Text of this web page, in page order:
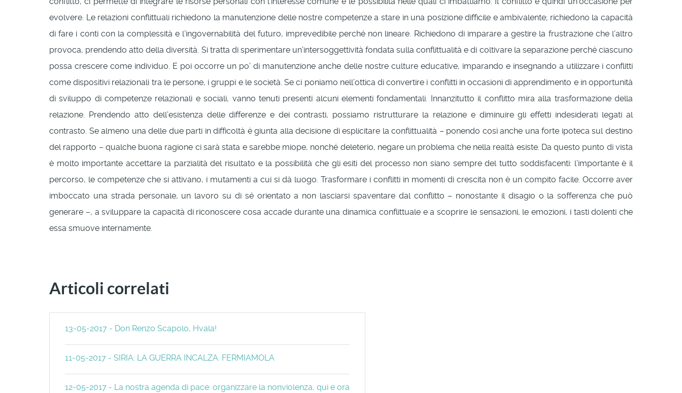
evolvere. Le relazioni conflittuali richiedono la manutenzione delle nostre competenze a stare in una posizione difficile e ambivalente; richiedono la capacità
di fare i conti con la complessità e l’ingovernabilità del futuro, imprevedibile perché non lineare. Richiedono di imparare a gestire la frustrazione che l’altro
provoca, prendendo atto della diversità. Si tratta di sperimentare un’intersoggettività fondata sulla conflittualità e di coltivare la separazione perché ciascuno
possa crescere come individuo. E poi occorre un po’ di manutenzione anche delle nostre culture educative, imparando e insegnando a utilizzare i conflitti
come dispositivi relazionali tra le persone, i gruppi e le società. Se ci poniamo nell’ottica di convertire i conflitti in occasioni di apprendimento e in opportunità
di sviluppo di competenze relazionali e sociali, vanno tenuti presenti alcuni elementi fondamentali. Innanzitutto il conflitto mira alla trasformazione della
relazione. Prendendo atto dell’esistenza delle differenze e dei contrasti, possiamo ristrutturare la relazione e diminuire gli effetti indesiderati legati al
contrasto. Se almeno una delle due parti in difficoltà è giunta alla decisione di esplicitare la conflittualità – ponendo così anche una forte ipoteca sul destino
del rapporto – qualche buona ragione ci sarà stata e sarebbe miope, nonché deleterio, negare un problema che nella realtà esiste. Da questo punto di vista
è molto importante accettare la parzialità del risultato e la possibilità che gli esiti del processo non siano sempre del tutto soddisfacenti: l’importante è il
percorso, le competenze che si attivano, i mutamenti a cui si dà luogo. Trasformare i conflitti in momenti di crescita non è un compito facile. Occorre aver
imboccato una strada personale, un lavoro su di sé orientato a non lasciarsi spaventare dal conflitto – nonostante il disagio o la sofferenza che può
generare –, a sviluppare la capacità di riconoscere cosa accade durante una dinamica conflittuale e a scoprire le sensazioni, le emozioni, i tasti dolenti che
essa smuove internamente.
Articoli correlati
13-05-2017 - Don Renzo Scapolo, Hvala!
11-05-2017 - SIRIA: LA GUERRA INCALZA. FERMIAMOLA
12-05-2017 - La nostra agenda di pace: organizzare la nonviolenza, qui e ora